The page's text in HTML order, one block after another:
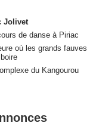
Jolivet
de danse à Piriac
où les grands fauves
du Kangourou
Spider-Man: Brand New Day Bande-annonce VO STFR